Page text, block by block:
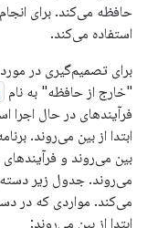
استفاده می‌کند.
"خارج از حافظه" به نام
فرآیندهای در حال اجرا
ابتدا از بین می‌روند.
بین می‌روند و
می‌کند. مواردی که در
ابتدا از بین می‌روند: